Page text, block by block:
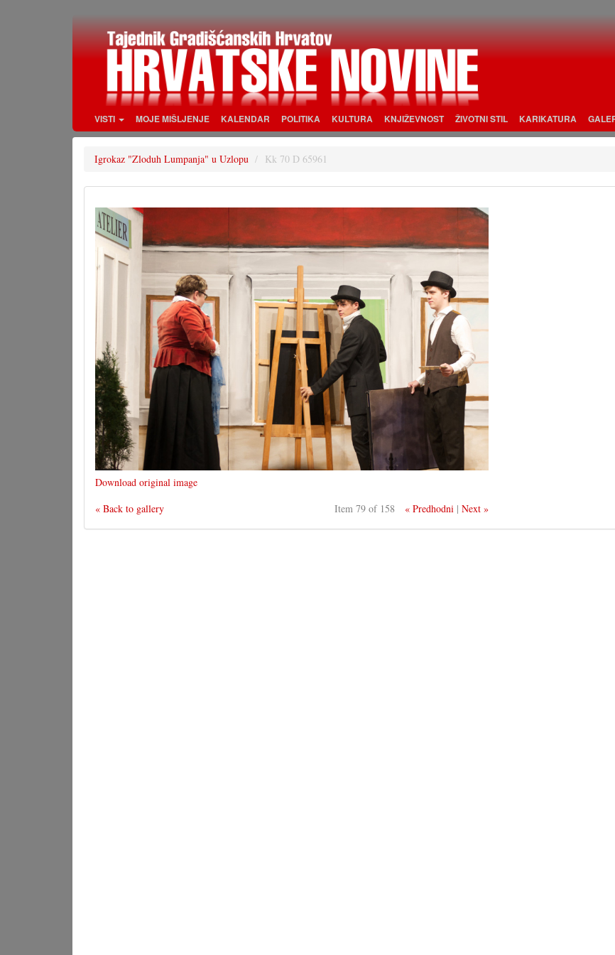
VISTI MOJE MIŠLJENJE KALENDAR POLITIKA KULTURA KNJIŽEVNOST ŽIVOTNI STIL KARIKATURA
Igrokaz "Zloduh Lumpanja" u Uzlopu Kk 70 D 65961
Download original image
« Back to gallery
Item 79 of 158 « Predhodni |Next »